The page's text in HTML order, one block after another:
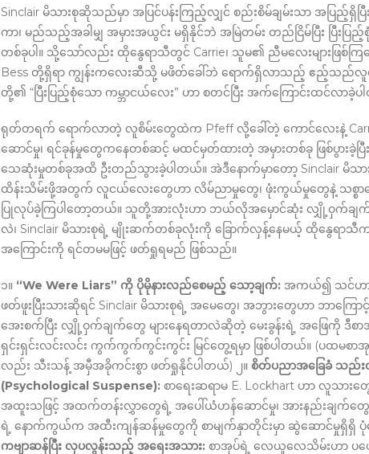
Sinclair မိသားစုဆိုသည်မှာ အပြင်ပန်းကြည့်လျှင် စည်းစိမ်ချမ်းသာ အပြည့်ရှိပြီး
ကာ၊ မည်သည့်အခါမျှ အမှားအယွင်း မရှိနိုင်ဘဲ အမြဲတမ်း တည်ငြိမ်ပြီး ပြီးပြည့်
တစ်ခုပါ။ သို့သော်လည်း ထိုနွေရာသီတွင် Carrie၊ သူမ၏ ညီမလေးများဖြစ်ကြ
Bess တို့ရှိရာ ကျွန်းကလေးဆီသို့ မဖိတ်ခေါ်ဘဲ ရောက်ရှိလာသည့် ဧည့်သည်လူ
တို့၏ “ပြီးပြည့်စုံသော ကမ္ဘာငယ်လေး” ဟာ စတင်ပြီး အက်ကြောင်းထင်လာခဲ့ပ
ရုတ်တရက် ရောက်လာတဲ့ လူစိမ်းတွေထဲက Pfeff လို့ခေါ်တဲ့ ကောင်လေးနဲ့
ဆောင်မှု၊ ရင်ခုန်မှုတွေကနေတစ်ဆင့် မထင်မှတ်ထားတဲ့ အမှားတစ်ခု ဖြစ်ပွားခဲ့ပြီး
သေဆုံးမှုတစ်ခုအထိ ဦးတည်သွားခဲ့ပါတယ်။ အဲဒီနောက်မှာတော့ Sinclair မိသ
ထိန်းသိမ်းဖို့အတွက် လူငယ်လေးတွေဟာ လိမ်ညာမှုတွေ၊ ဖုံးကွယ်မှုတွေနဲ့ သစ္စ
ပြုလုပ်ခဲ့ကြပါတော့တယ်။ သူတို့အားလုံးဟာ ဘယ်လိုအမှောင်ဆုံး လျှို့ဝှက်ချ
လဲ၊ Sinclair မိသားစုရဲ့ မျိုးဆက်တစ်ခုလုံးကို ခြောက်လှန့်နေမယ့် ထိုနွေရာသီက
အကြောင်းကို ရင်တမမဖြင့် ဖတ်ရှုရမည် ဖြစ်သည်။
၁။ “We Were Liars” ကို ပိုမိုနားလည်စေမည့် သော့ချက်:အကယ်၍ သင်ဟာ
ဖတ်ဖူးပြီးသားဆိုရင် Sinclair မိသားစုရဲ့ အမေတွေ၊ အဘွားတွေဟာ ဘာကြ
အေးစက်ပြီး လျှို့ဝှက်ချက်တွေ များနေရတာလဲဆိုတဲ့ မေးခွန်းရဲ့ အဖြေကို ဒီစာ
ရှင်းရှင်းလင်းလင်း ကွက်ကွက်ကွင်းကွင်း မြင်တွေ့ရမှာ ဖြစ်ပါတယ်။ (ပထမစာ
လည်း သီးသန့် အမှီအခိုကင်းစွာ ဖတ်ရှုနိုင်ပါတယ်) ၂။ စိတ်ပညာအခြေခံ သည်
(Psychological Suspense):စာရေးဆရာမ E. Lockhart ဟာ လူသား
အထူးသဖြင့် အထက်တန်းလွှာတွေရဲ့ အပေါ်ယံဟန်ဆောင်မှု၊ အားနည်းချက်တွေ
ရဲ့ နောက်ကွယ်က အထီးကျန်ဆန်မှုတွေကို စာမျက်နှာတိုင်းမှာ ဆွဲဆောင်မှုရှိရှိ ပုံဖ
ကဗျာဆန်ပြီး လှပလွန်းသည့် အရေးအသား:စာအုပ်ရဲ့ လေယူလေသိမ်းဟာ ပဟ